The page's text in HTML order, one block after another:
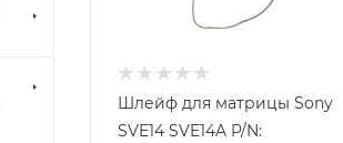
Шлейф для матрицы Sony
SVE14 SVE14A P/N: